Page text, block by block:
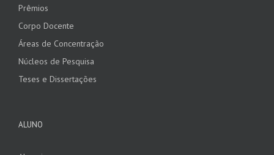
Prêmios
Corpo Docente
Áreas de Concentração
Núcleos de Pesquisa
Teses e Dissertações
ALUNO